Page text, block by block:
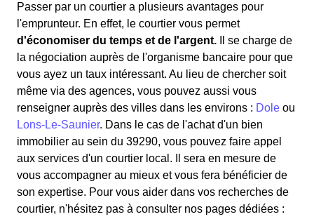
Passer par un courtier a plusieurs avantages pour
l'emprunteur. En effet, le courtier vous permet
d'économiser du temps et de l'argent.
Il se charge de
la négociation auprès de l'organisme bancaire pour que
vous ayez un taux intéressant. Au lieu de chercher soit
même via des agences, vous pouvez aussi vous
renseigner auprès des villes dans les environs : Dole ou
Lons-Le-Saunier. Dans le cas de l'achat d'un bien
immobilier au sein du 39290, vous pouvez faire appel
aux services d'un courtier local. Il sera en mesure de
vous accompagner au mieux et vous fera bénéficier de
son expertise. Pour vous aider dans vos recherches de
courtier, n'hésitez pas à consulter nos pages dédiées :